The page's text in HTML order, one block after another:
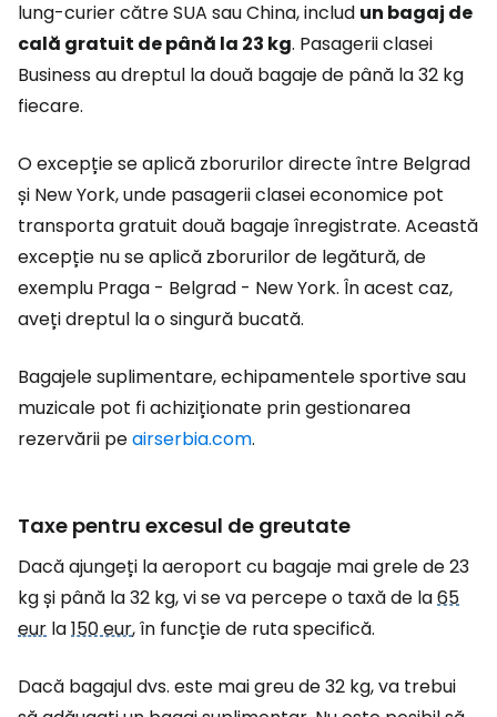
lung-curier către SUA sau China, includ un bagaj de
cală gratuit de până la 23 kg. Pasagerii clasei
Business au dreptul la două bagaje de până la 32 kg
fiecare.
O excepție se aplică zborurilor directe între Belgrad
și New York, unde pasagerii clasei economice pot
transporta gratuit două bagaje înregistrate. Această
excepție nu se aplică zborurilor de legătură, de
exemplu Praga - Belgrad - New York. În acest caz,
aveți dreptul la o singură bucată.
Bagajele suplimentare, echipamentele sportive sau
muzicale pot fi achiziționate prin gestionarea
rezervării peairserbia.com.
Taxe pentru excesul de greutate
Dacă ajungeți la aeroport cu bagaje mai grele de 23
kg și până la 32 kg, vi se va percepe o taxă de la65
eur la150 eur, în funcție de ruta specifică.
Dacă bagajul dvs. este mai greu de 32 kg, va trebui